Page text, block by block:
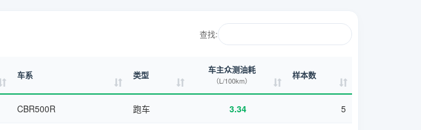
查找:
车系 类型 车主众测油耗
（L/100km） 样本数
CBR500R 跑车 3.34 5